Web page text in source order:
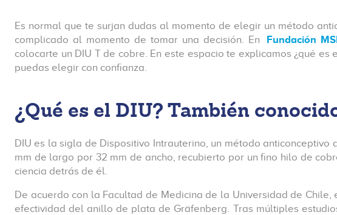
Es normal que te surjan dudas al momento de elegir un método
complicado al momento de tomar una decisión. En
Fundación
colocarte un DIU T de cobre. En este espacio te explicamos ¿qué
puedas elegir con confianza.
¿Qué es el DIU? También
DIU es la sigla de Dispositivo Intrauterino, un método
mm de largo por 32 mm de ancho, recubierto por un fino hilo de
ciencia detrás de él.
De acuerdo con la Facultad de Medicina de la Universidad de Chile,
efectividad del anillo de plata de Gräfenberg. Tras múltiples